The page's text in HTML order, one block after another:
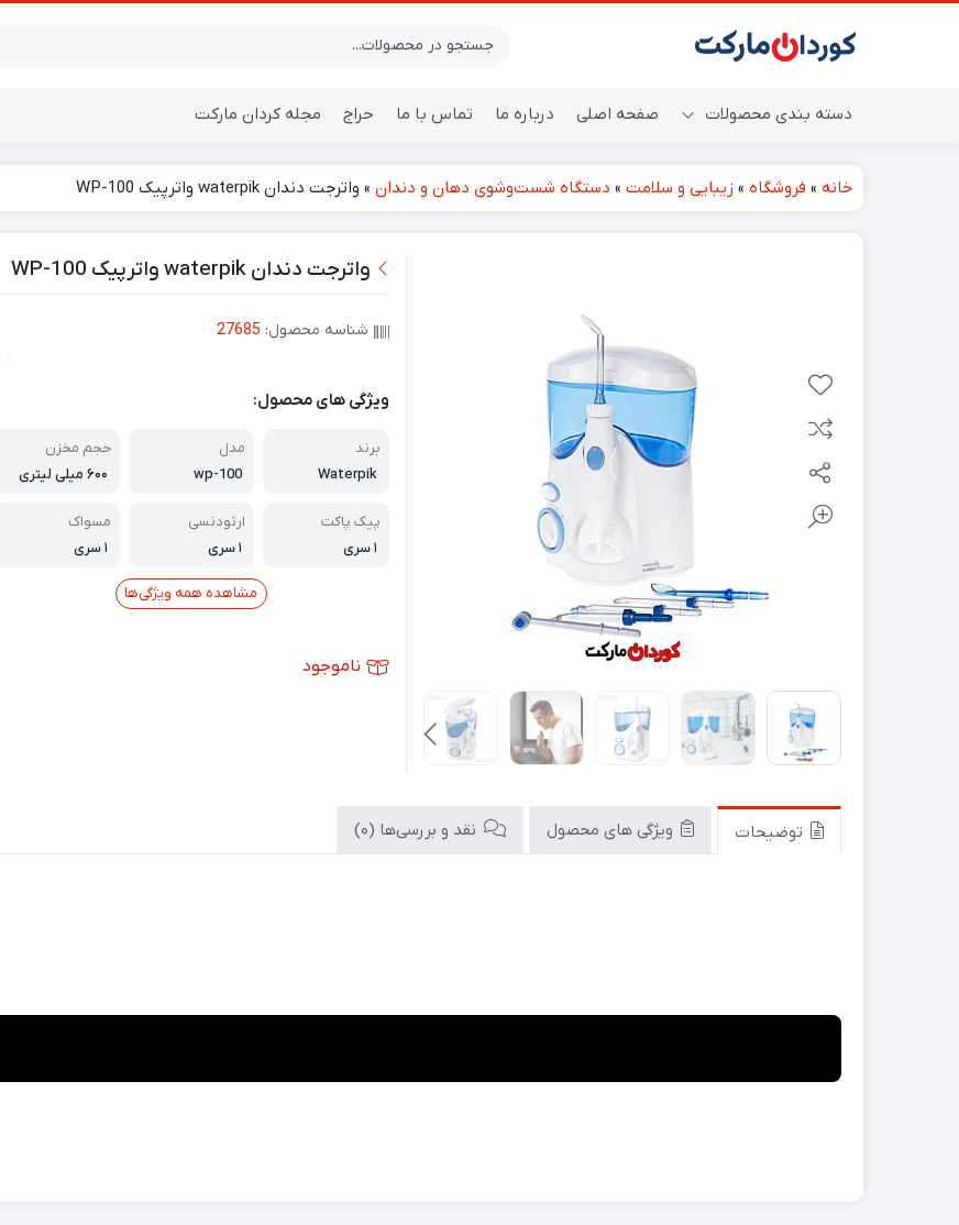
دسته بندی محصولات
اسپیکر ایستگاه هواشناسی باتری
صفحه اصلی درباره ما تماس با ما حراج مجله کردان مارکت
خانه » فروشگاه » زیبایی و سلامت » دستگاه شست‌وشوی دهان و دندان » واترجت دندان waterpik واترپیک WP-100
واترجت دندان waterpik واترپیک WP-100
شناسه محصول: 27685
ویژگی های محصول:
برند
Waterpik
مدل
wp-100
حجم مخزن
۶۰۰ میلی لیتری
پیک پاکت
۱ سری
ارتودنسی
۱ سری
مسواک
۱ سری
مشاهده همه ویژگی‌ها
ناموجود
توضیحات ویژگی های محصول نقد و بررسی‌ها (0)